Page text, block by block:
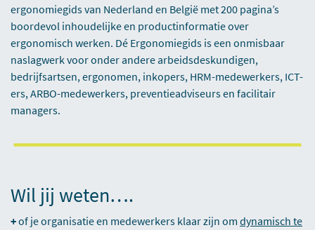
ergonomiegids van Nederland en België met 200 pagina’s
boordevol inhoudelijke en productinformatie over
ergonomisch werken. Dé Ergonomiegids is een onmisbaar
naslagwerk voor onder andere arbeidsdeskundigen,
bedrijfsartsen, ergonomen, inkopers, HRM-medewerkers, ICT-
ers, ARBO-medewerkers, preventieadviseurs en facilitair
managers.
Wil jij weten….
+of je organisatie en medewerkers klaar zijn om dynamisch te